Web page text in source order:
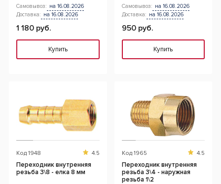
Самовывоз: на 16.08.2026
Доставка: на 16.08.2026
1 180 руб.
Купить
Самовывоз: на 16.08.2026
Доставка: на 16.08.2026
950 руб.
Купить
Код 1948 4.5
Переходник внутренняя
резьба 3\8 - елка 8 мм
Код 1965 4.5
Переходник внутренняя
резьба 3\4 - наружная
резьба 1\2